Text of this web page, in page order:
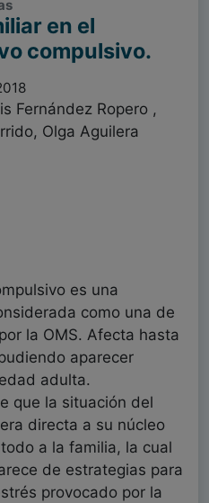
en el
compulsivo.
Fernández Ropero ,
Olga Aguilera
es una
como una de
la OMS. Afecta hasta
aparecer
adulta.
que la situación del
directa a su núcleo
a la familia, la cual
de estrategias para
provocado por la